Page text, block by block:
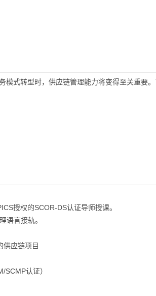
模式转型时，供应链管理能力将变得至关重
授权的SCOR-DS认证导师授课。
语言接轨。
供应链项目
认证）